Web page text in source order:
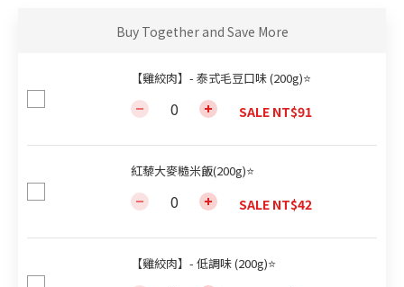
Buy Together and Save More
【雞絞肉】- 泰式毛豆口味 (200g)⭐
SALE NT$91
紅藜大麥糙米飯(200g)⭐
SALE NT$42
【雞絞肉】- 低調味 (200g)⭐